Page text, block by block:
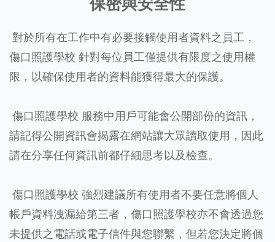
保密與安全性
對於所有在工作中有必要接觸使用者資料之員工，
傷口照護學校 針對每位員工僅提供有限度之使用權
限，以確保使用者的資料能獲得最大的保護。
傷口照護學校 服務中用戶可能會公開部份的資訊，
請記得公開資訊會揭露在網站讓大眾讀取使用，因此
請在分享任何資訊前都仔細思考以及檢查。
傷口照護學校 強烈建議所有使用者不要任意將個人
帳戶資料洩漏給第三者，傷口照護學校亦不會透過您
未提供之電話或電子信件與您聯繫，但若您決定將個